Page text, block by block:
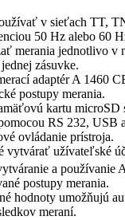
v sieťach TT,
50 Hz alebo 60
merania jednotlivo v
zásuvke.
adaptér A 1460
postupy merania.
kartu microSD
RS 232, USB
ovládanie prístroja.
vytvárať užívateľské
a používanie
postupy merania.
hodnoty umožňujú
meraní.